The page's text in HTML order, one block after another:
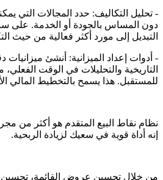
- تحليل التكاليف: حدد المجالات التي
دون المساس بالجودة أو الخدمة. على
التبديل إلى مورد أكثر فعالية من حيث
- أدوات إعداد الميزانية: أنشئ ميزانيات
التاريخية والتحليلات في الوقت
للمستقبل. هذا يسمح بالتخطيط المالي
نظام نقاط البيع المتقدم هو أكثر من
إنه أداة قوية في سعيك لزيادة الربحية.
من خلال تحسين عروض القائمة، تحسين